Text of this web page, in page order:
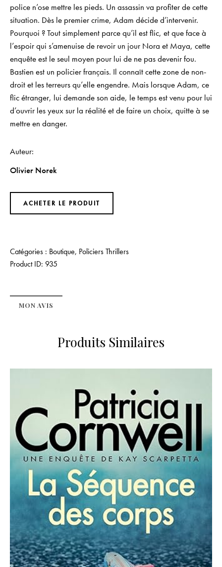
police n’ose mettre les pieds. Un assassin va profiter de cette
situation. Dès le premier crime, Adam décide d’intervenir.
Pourquoi ? Tout simplement parce qu’il est flic, et que face à
l’espoir qui s’amenuise de revoir un jour Nora et Maya, cette
enquête est le seul moyen pour lui de ne pas devenir fou.
Bastien est un policier français. Il connaît cette zone de non-
droit et les terreurs qu’elle engendre. Mais lorsque Adam, ce
flic étranger, lui demande son aide, le temps est venu pour lui
d’ouvrir les yeux sur la réalité et de faire un choix, quitte à se
mettre en danger.
Auteur
Olivier Norek
ACHETER LE PRODUIT
Catégories : Boutique, Policiers Thrillers
Product ID: 935
MON AVIS
Produits Similaires